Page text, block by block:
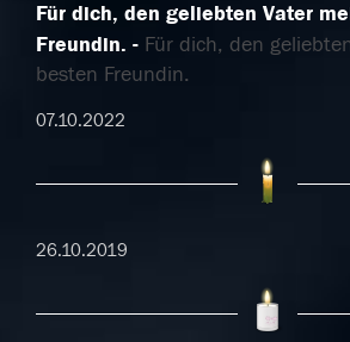
Für dich, den geliebten Vater
Freundin.
Für dich, den
besten Freundin.
07.10.2022
26.10.2019